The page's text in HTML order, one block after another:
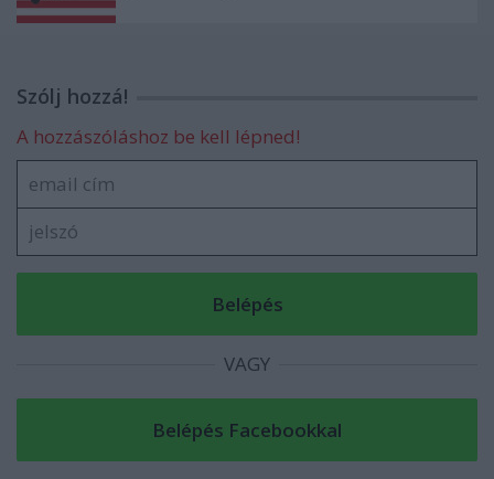
Szólj hozzá!
A hozzászóláshoz be kell lépned!
VAGY